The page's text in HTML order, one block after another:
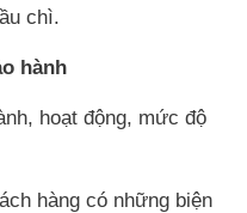
chì.
hành
hoạt động, mức độ
hàng có những biện